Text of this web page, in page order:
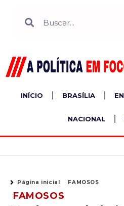
INÍCIO BRASÍLIA
NACIONAL
Página inicial FAMOSOS
FAMOSOS